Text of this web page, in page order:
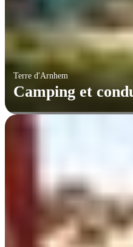
Terre d'Arnhem
Camping et